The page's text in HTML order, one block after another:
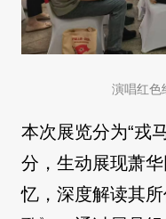
演唱红色
本次展览分为“戎
分，生动展现萧
忆，深度解读其